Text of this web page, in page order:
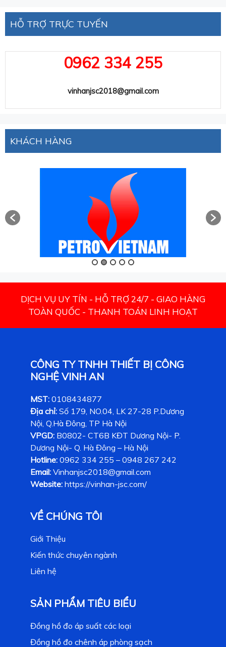
HỖ TRỢ TRỰC TUYẾN
0962 334 255
vinhanjsc2018@gmail.com
KHÁCH HÀNG
DỊCH VỤ UY TÍN - HỖ TRỢ 24/7 - GIAO HÀNG
TOÀN QUỐC - THANH TOÁN LINH HOẠT
CÔNG TY TNHH THIẾT BỊ CÔNG
NGHỆ VINH AN
MST: 0108434877
Địa chỉ: Số 179, NO.04, LK 27-28 P.Dương
Nội, Q.Hà Đông, TP Hà Nội
VPGD: B0802- CT6B KĐT Dương Nội- P.
Dương Nội- Q. Hà Đông – Hà Nội
Hotline: 0962 334 255 – 0948 267 242
Email: Vinhanjsc2018@gmail.com
Website: https://vinhan-jsc.com/
VỀ CHÚNG TÔI
Giới Thiệu
Kiến thức chuyên ngành
Liên hệ
SẢN PHẨM TIÊU BIỂU
Đồng hồ đo áp suất các loại
Đồng hồ đo chênh áp phòng sạch